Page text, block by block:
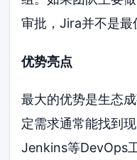
审批，Jira并不是最
优势亮点
最大的优势是生态
定需求通常能找到
Jenkins等DevOps